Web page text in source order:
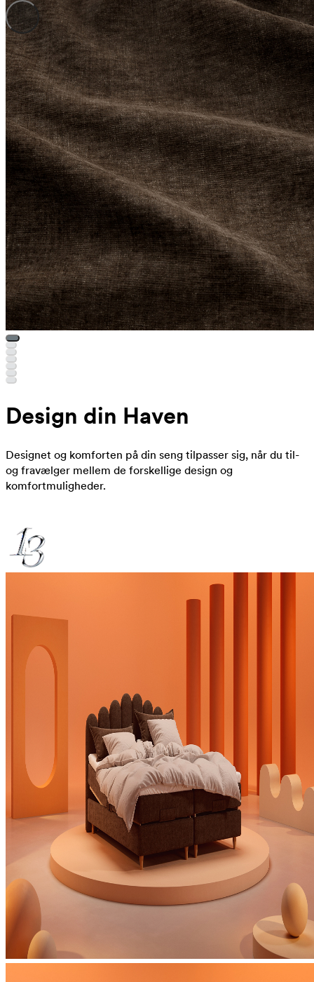
Design din Haven
Designet og komforten på din seng tilpasser sig, når du til-
og fravælger mellem de forskellige design og
komfortmuligheder.